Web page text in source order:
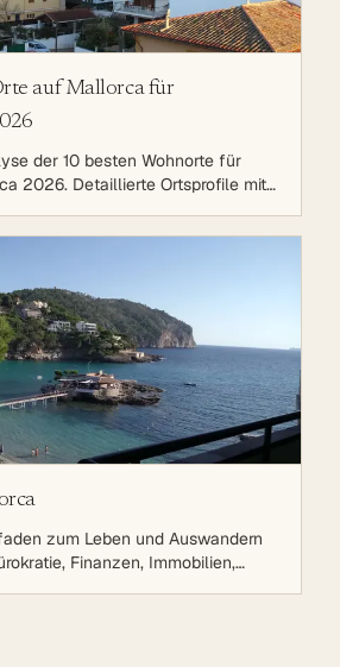
auf Mallorca für
der 10 besten Wohnorte für
2026. Detaillierte Ortsprofile mit
Familienleben & Bildung
für die perfekte
zum Leben und Auswandern
Finanzen, Immobilien,